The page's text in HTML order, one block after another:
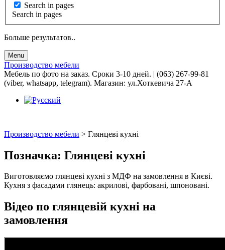
Search in pages
Search in pages
Больше результатов..
Menu
Производство мебели
Мебель по фото на заказ. Сроки 3-10 дней. | (063) 267-99-81
(viber, whatsapp, telegram). Магазин: ул.Хоткевича 27-А
Производство мебели > Глянцеві кухні
Позначка: Глянцеві кухні
Виготовляємо глянцеві кухні з МДФ на замовлення в Києві.
Кухня з фасадами глянець: акрилові, фарбовані, шпоновані.
Відео по глянцевій кухні на
замовлення